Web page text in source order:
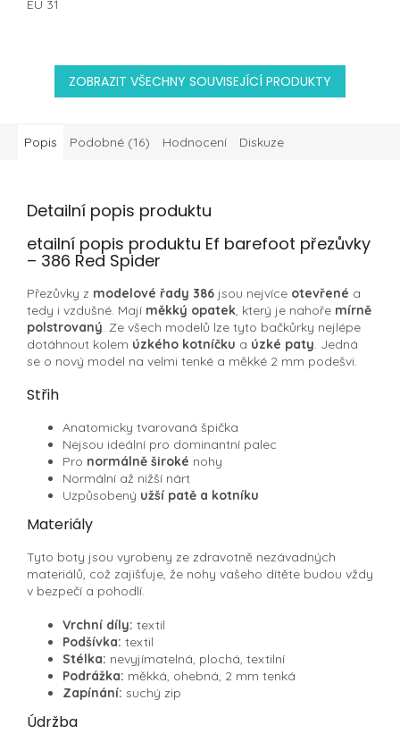
EU 31
ZOBRAZIT VŠECHNY SOUVISEJÍCÍ PRODUKTY
Popis Podobné (16) Hodnocení Diskuze
Detailní popis produktu
etailní popis produktu Ef barefoot přezůvky
– 386 Red Spider
Přezůvky z modelové řady 386 jsou nejvíce otevřené a
tedy i vzdušné. Mají měkký opatek, který je nahoře mírně
polstrovaný. Ze všech modelů lze tyto bačkůrky nejlépe
dotáhnout kolem úzkého kotníčku a úzké paty. Jedná
se o nový model na velmi tenké a měkké 2 mm podešvi.
Střih
Anatomicky tvarovaná špička
Nejsou ideální pro dominantní palec
Pro normálně široké nohy
Normální až nižší nárt
Uzpůsobený užší patě a kotníku
Materiály
Tyto boty jsou vyrobeny ze zdravotně nezávadných
materiálů, což zajišťuje, že nohy vašeho dítěte budou vždy
v bezpečí a pohodlí.
Vrchní díly: textil
Podšívka: textil
Stélka: nevyjímatelná, plochá, textilní
Podrážka: měkká, ohebná, 2 mm tenká
Zapínání: suchý zip
Údržba